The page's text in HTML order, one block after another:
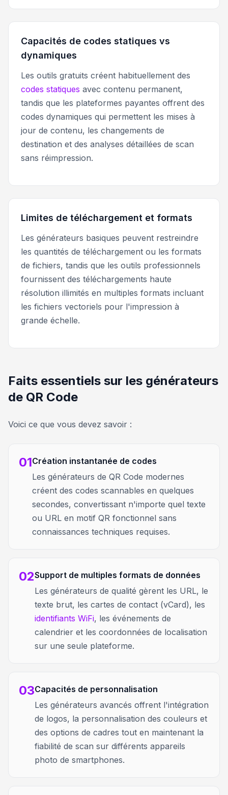
Capacités de codes statiques vs
dynamiques
Les outils gratuits créent habituellement des
codes statiques avec contenu permanent,
tandis que les plateformes payantes offrent des
codes dynamiques qui permettent les mises à
jour de contenu, les changements de
destination et des analyses détaillées de scan
sans réimpression.
Limites de téléchargement et formats
Les générateurs basiques peuvent restreindre
les quantités de téléchargement ou les formats
de fichiers, tandis que les outils professionnels
fournissent des téléchargements haute
résolution illimités en multiples formats incluant
les fichiers vectoriels pour l'impression à
grande échelle.
Faits essentiels sur les générateurs
de QR Code
Voici ce que vous devez savoir :
01Création instantanée de codes
Les générateurs de QR Code modernes
créent des codes scannables en quelques
secondes, convertissant n'importe quel texte
ou URL en motif QR fonctionnel sans
connaissances techniques requises.
02Support de multiples formats de données
Les générateurs de qualité gèrent les URL, le
texte brut, les cartes de contact (vCard), les
identifiants WiFi, les événements de
calendrier et les coordonnées de localisation
sur une seule plateforme.
03Capacités de personnalisation
Les générateurs avancés offrent l'intégration
de logos, la personnalisation des couleurs et
des options de cadres tout en maintenant la
fiabilité de scan sur différents appareils
photo de smartphones.